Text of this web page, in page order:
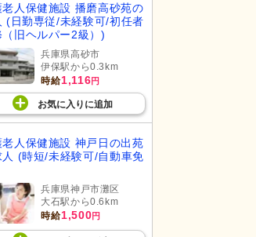
老人保健施設 播磨高砂苑の
(日勤専従/未経験可/初任者
（旧ヘルパー2級）)
兵庫県高砂市
伊保駅から0.3km
時給1,116円
お気に入り に追加
老人保健施設 神戸日の出苑
人 (時短/未経験可/自動車免
兵庫県神戸市灘区
大石駅から0.6km
時給1,500円